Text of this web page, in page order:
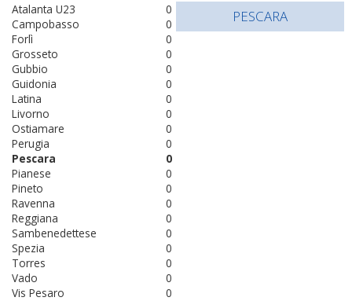
0
Atalanta U23
0
Campobasso
0
Forlì
0
Grosseto
0
Gubbio
0
Guidonia
0
Latina
0
Livorno
0
Ostiamare
0
Perugia
0
Pescara
0
Pianese
0
Pineto
0
Ravenna
0
Reggiana
0
Sambenedettese
0
Spezia
0
Torres
0
Vado
0
Vis Pesaro
PESCARA